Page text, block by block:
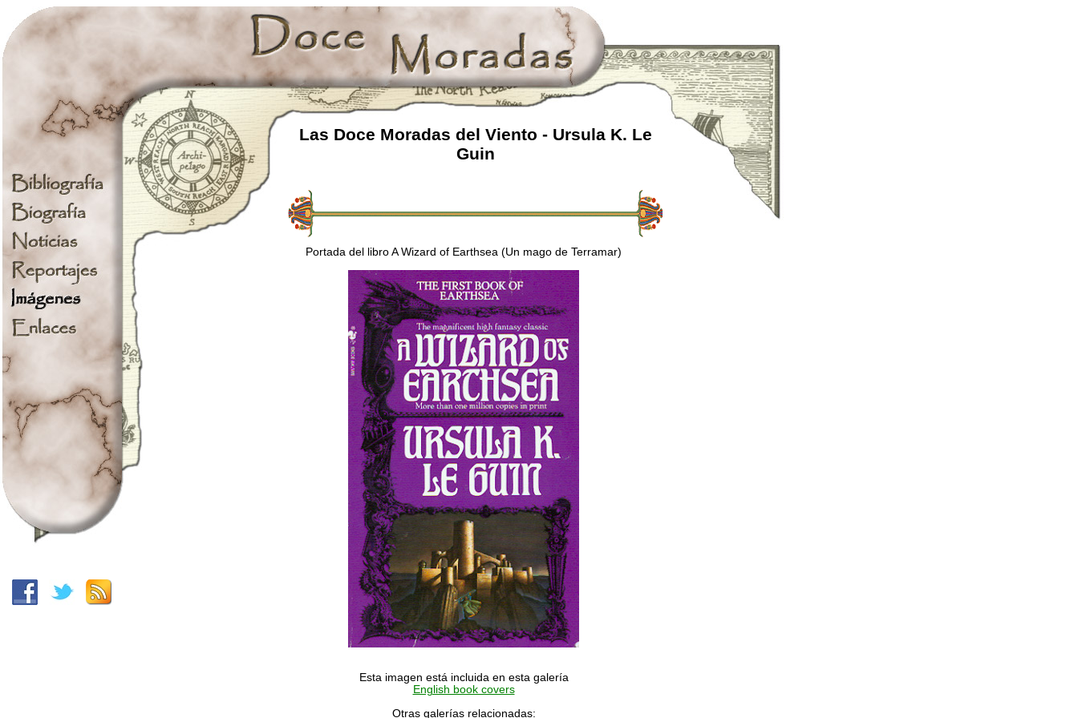
Las Doce Moradas del Viento - Ursula K. Le
Guin
Portada del libro A Wizard of Earthsea (Un mago de Terramar)
Esta imagen está incluida en esta galería
English book covers
Otras galerías relacionadas: